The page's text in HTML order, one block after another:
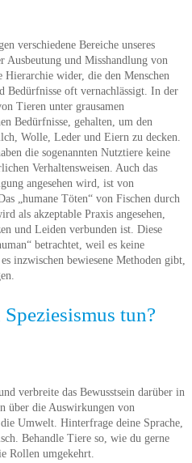
verschiedene Bereiche unseres
Ausbeutung und Misshandlung von
wider, die den Menschen
Bedürfnisse oft vernachlässigt. In der
Tieren unter grausamen
Bedürfnisse, gehalten, um den
Wolle, Leder und Eiern zu decken.
die sogenannten Nutztiere keine
Verhaltensweisen. Auch das
angesehen wird, ist von
„humane Töten“ von Fischen durch
als akzeptable Praxis angesehen,
und Leiden verbunden ist. Diese
betrachtet, weil es keine
inzwischen bewiesene Methoden gibt,
tun?
verbreite das Bewusstsein darüber in
über die Auswirkungen von
Umwelt. Hinterfrage deine Sprache,
Behandle Tiere so, wie du gerne
Rollen umgekehrt.